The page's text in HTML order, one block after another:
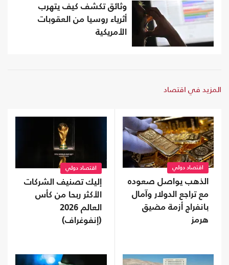
وثائق تكشف كيف يتهرب
أثرياء روسيا من العقوبات
الأمريكية
المزيد في اقتصاد
اقتصاد دولي
الذهب يواصل صعوده
مع تراجع الدولار وآمال
بانفراج أزمة مضيق
هرمز
اقتصاد دولي
إليك تصنيف الشركات
الأكثر ربحا من كأس
العالم 2026
(إنفوغراف)